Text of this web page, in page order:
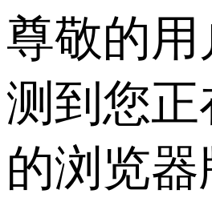
尊敬的用
测到您正
的浏览